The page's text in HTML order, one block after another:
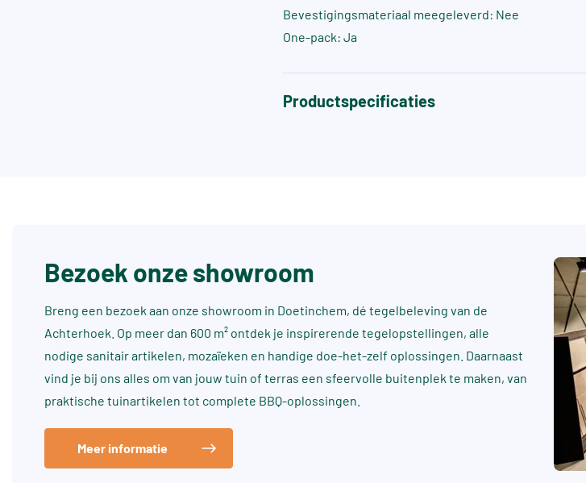
Bevestigingsmateriaal meegeleverd: Nee
One-pack: Ja
Productspecificaties
Bezoek onze showroom
Breng een bezoek aan onze showroom in Doetinchem, dé tegelbeleving van de
Achterhoek. Op meer dan 600 m² ontdek je inspirerende tegelopstellingen, alle
nodige sanitair artikelen, mozaïeken en handige doe-het-zelf oplossingen. Daarnaast
vind je bij ons alles om van jouw tuin of terras een sfeervolle buitenplek te maken, van
praktische tuinartikelen tot complete BBQ-oplossingen.
Meer informatie